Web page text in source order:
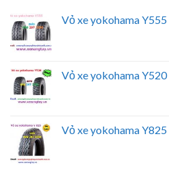
Vỏ xe yokohama Y555
Vỏ xe yokohama Y520
Vỏ xe yokohama Y825